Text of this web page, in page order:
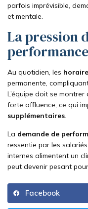
parfois imprévisible,
et mentale.
La pression
Au quotidien, les
permanente,
L’équipe doit se
forte affluence, ce qui
supplémentaires.
La demande de
ressentie par les
internes alimentent un
peut devenir pesant
Facebook